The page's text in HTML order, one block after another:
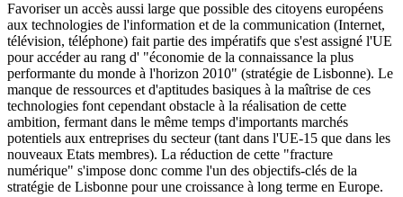
Favoriser un accès aussi large que possible des citoyens européens
aux technologies de l'information et de la communication (Internet,
télévision, téléphone) fait partie des impératifs que s'est assigné l'UE
pour accéder au rang d' "économie de la connaissance la plus
performante du monde à l'horizon 2010" (stratégie de Lisbonne). Le
manque de ressources et d'aptitudes basiques à la maîtrise de ces
technologies font cependant obstacle à la réalisation de cette
ambition, fermant dans le même temps d'importants marchés
potentiels aux entreprises du secteur (tant dans l'UE-15 que dans les
nouveaux Etats membres). La réduction de cette "fracture
numérique" s'impose donc comme l'un des objectifs-clés de la
stratégie de Lisbonne pour une croissance à long terme en Europe.